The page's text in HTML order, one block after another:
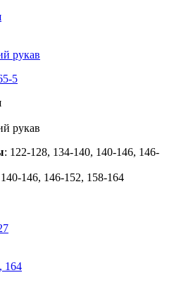
рукав
5
рукав
: 122-128, 134-140, 140-146, 146-
146, 146-152, 158-164
164